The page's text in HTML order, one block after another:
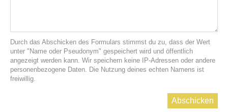
Durch das Abschicken des Formulars stimmst du zu, dass der Wert
unter "Name oder Pseudonym" gespeichert wird und öffentlich
angezeigt werden kann. Wir speichern keine IP-Adressen oder andere
personenbezogene Daten. Die Nutzung deines echten Namens ist
freiwillig.
Abschicken